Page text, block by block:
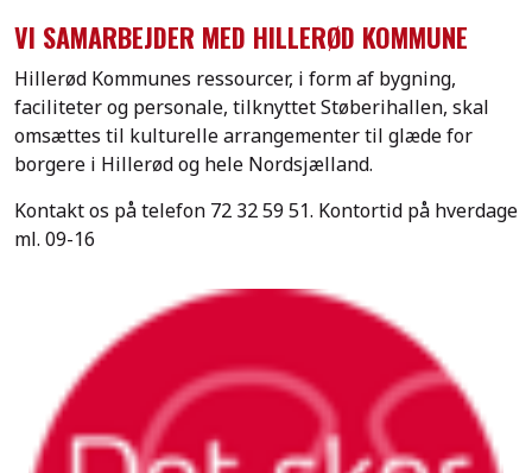
VI SAMARBEJDER MED HILLERØD KOMMUNE
Hillerød Kommunes ressourcer, i form af bygning,
faciliteter og personale, tilknyttet Støberihallen, skal
omsættes til kulturelle arrangementer til glæde for
borgere i Hillerød og hele Nordsjælland.
Kontakt os på telefon 72 32 59 51. Kontortid på hverdage
ml. 09-16